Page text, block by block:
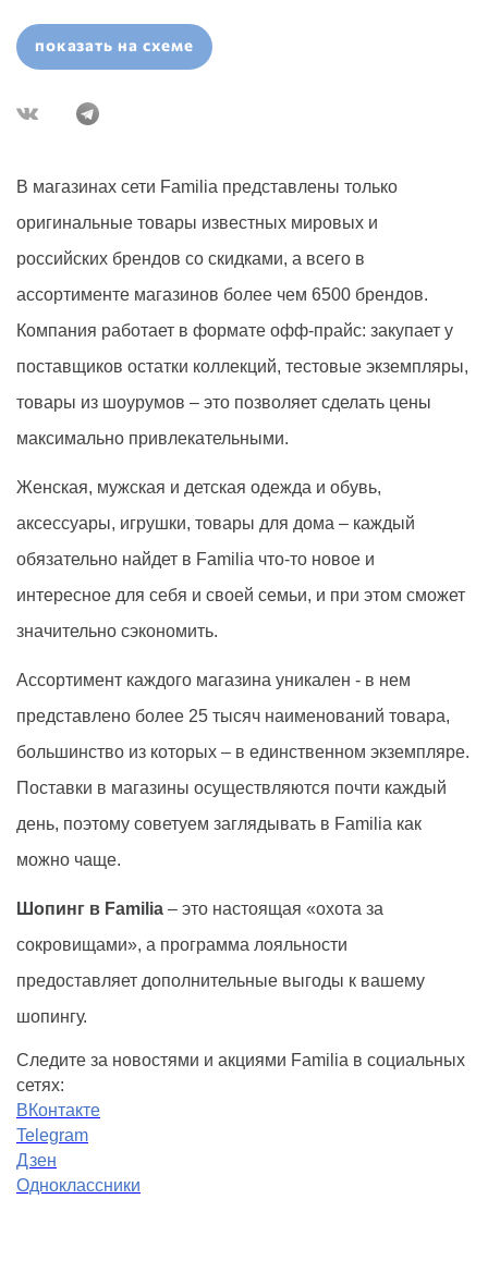
показать на схеме
В магазинах сети Familia представлены только
оригинальные товары известных мировых и
российских брендов со скидками, а всего в
ассортименте магазинов более чем 6500 брендов.
Компания работает в формате офф-прайс: закупает у
поставщиков остатки коллекций, тестовые экземпляры,
товары из шоурумов – это позволяет сделать цены
максимально привлекательными.
Женская, мужская и детская одежда и обувь,
аксессуары, игрушки, товары для дома – каждый
обязательно найдет в Familia что-то новое и
интересное для себя и своей семьи, и при этом сможет
значительно сэкономить.
Ассортимент каждого магазина уникален - в нем
представлено более 25 тысяч наименований товара,
большинство из которых – в единственном экземпляре.
Поставки в магазины осуществляются почти каждый
день, поэтому советуем заглядывать в Familia как
можно чаще.
Шопинг в Familia – это настоящая «охота за
сокровищами», а программа лояльности
предоставляет дополнительные выгоды к вашему
шопингу.
Следите за новостями и акциями Familia в социальных
сетях:
ВКонтакте
Telegram
Дзен
Одноклассники